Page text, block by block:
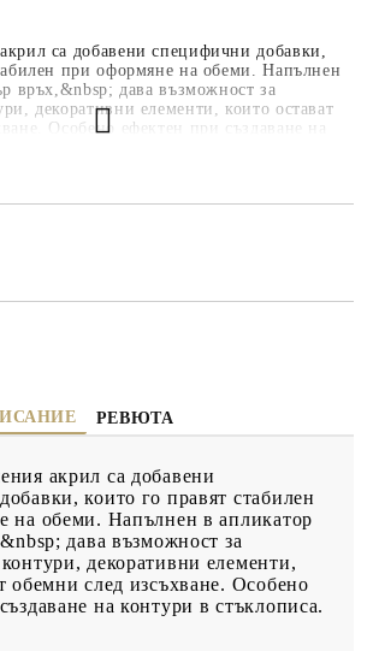
са добавени специфични добавки,
при оформяне на обеми. Напълнен
връх,&nbsp; дава възможност за
декоративни елементи, които остават
Особено ефектен при създаване на
РЕВЮТА
акрил са добавени
които го правят стабилен
на обеми. Напълнен в апликатор
дава възможност за
декоративни елементи,
обемни след изсъхване. Особено
на контури в стъклописа.